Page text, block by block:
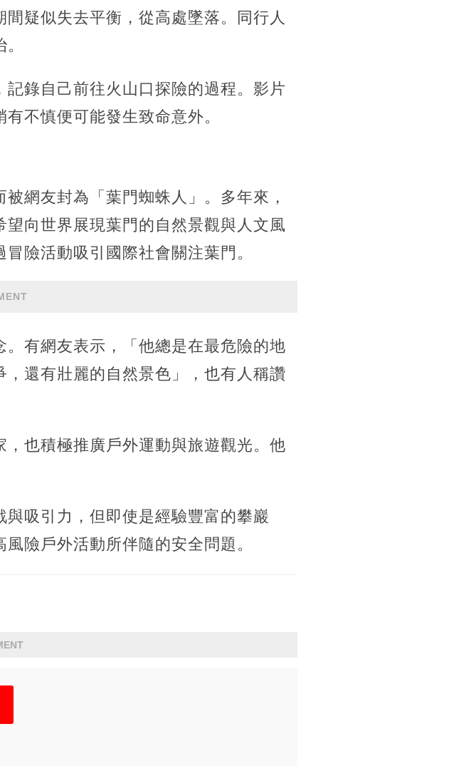
疑似失去平衡，從高處墜落。同行人
錄自己前往火山口探險的過程。影片
不慎便可能發生致命意外。
網友封為「葉門蜘蛛人」。多年來，
向世界展現葉門的自然景觀與人文風
險活動吸引國際社會關注葉門。
有網友表示，「他總是在最危險的地
還有壯麗的自然景色」，也有人稱讚
也積極推廣戶外運動與旅遊觀光。他
吸引力，但即使是經驗豐富的攀巖
險戶外活動所伴隨的安全問題。